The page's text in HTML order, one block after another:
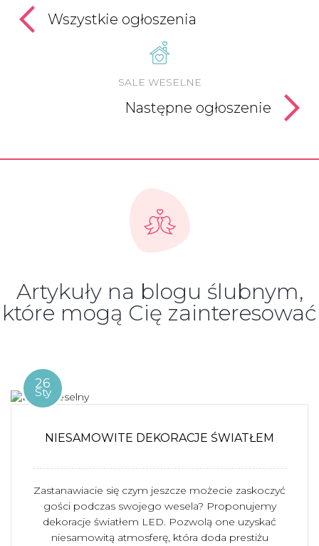
Wszystkie ogłoszenia
SALE WESELNE
Następne ogłoszenie
Artykuły na blogu ślubnym,
które mogą Cię zainteresować
26
Sty
NIESAMOWITE DEKORACJE ŚWIATŁEM
Zastanawiacie się czym jeszcze możecie zaskoczyć
gości podczas swojego wesela? Proponujemy
dekoracje światłem LED. Pozwolą one uzyskać
niesamowitą atmosferę, która doda prestiżu